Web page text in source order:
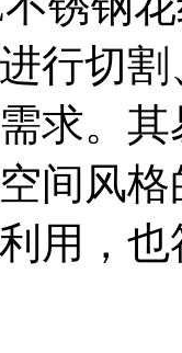
行切
求。
间风
用，